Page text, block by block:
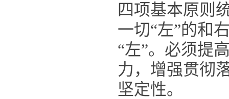
四项基本原则
一切“左”的和
“左”。必须提
力，增强贯彻
坚定性。